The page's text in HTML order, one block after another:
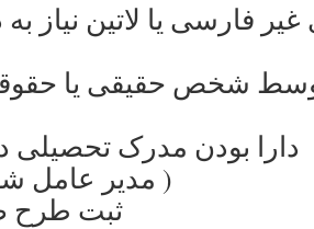
فارسی یا لاتین نیاز
توسط شخص حقیقی یا
2)دارا بودن مدرک تحصیلی
( مدیر عامل شرکت )
ثبت طرح